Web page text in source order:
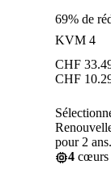
69% de
KVM 4
CHF
CHF
pour 2
4 cœurs